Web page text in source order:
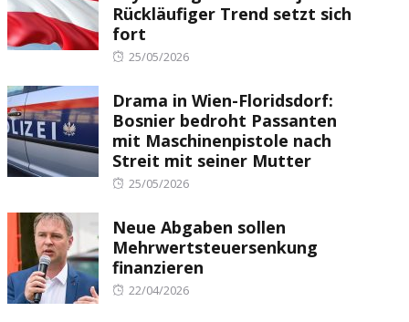
Rückläufiger Trend setzt sich
fort
Posted
25/05/2026
Drama in Wien-Floridsdorf:
Bosnier bedroht Passanten
mit Maschinenpistole nach
Streit mit seiner Mutter
Posted
25/05/2026
Neue Abgaben sollen
Mehrwertsteuersenkung
finanzieren
Posted
22/04/2026